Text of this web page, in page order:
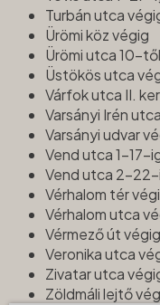
Turbán utca
Ürömi köz végig
Ürömi utca 10-
Üstökös utca
Várfok utca II.
Varsányi Irén
Varsányi udvar
Vend utca 1-17-
Vend utca 2-
Vérhalom tér
Vérhalom utca
Vérmező út végig
Veronika utca
Zivatar utca
Zöldmáli lejtő